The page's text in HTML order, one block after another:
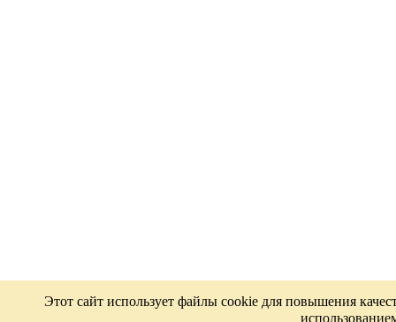
Этот сайт использует файлы cookie для повышения